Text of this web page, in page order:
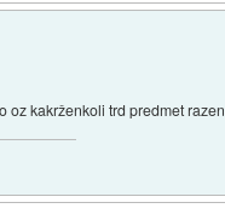
kakrženkoli trd predmet